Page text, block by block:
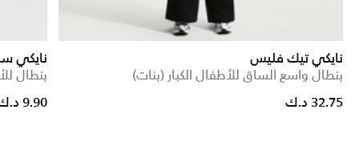
نايكي تيك فليس
بنطال واسع الساق للأطفال الكبار (بنات)
32.75 د.ك
نايكي
بنطال
reduced from
to
9.90 د.ك